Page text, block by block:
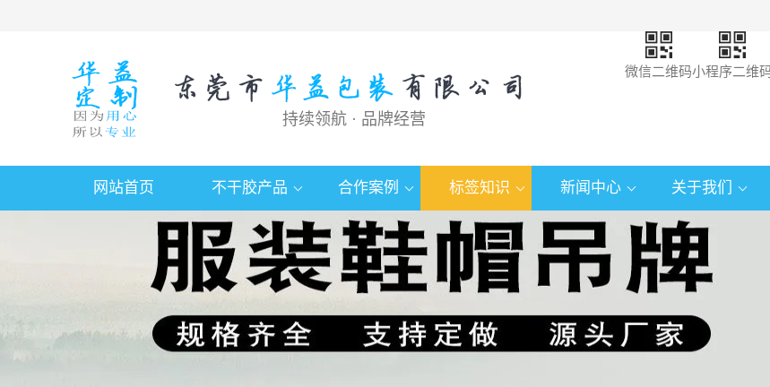
持续领航 · 品牌经营
微信二维码小程序二维
网站首页 不干胶产品 合作案例 标签知识 新闻中心 关于我们